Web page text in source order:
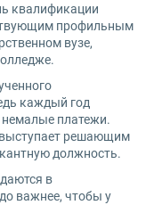
квалификации
профильным
вузе,
каждый год
немалые платежи.
выступает решающим
должность.
в
важнее, чтобы у